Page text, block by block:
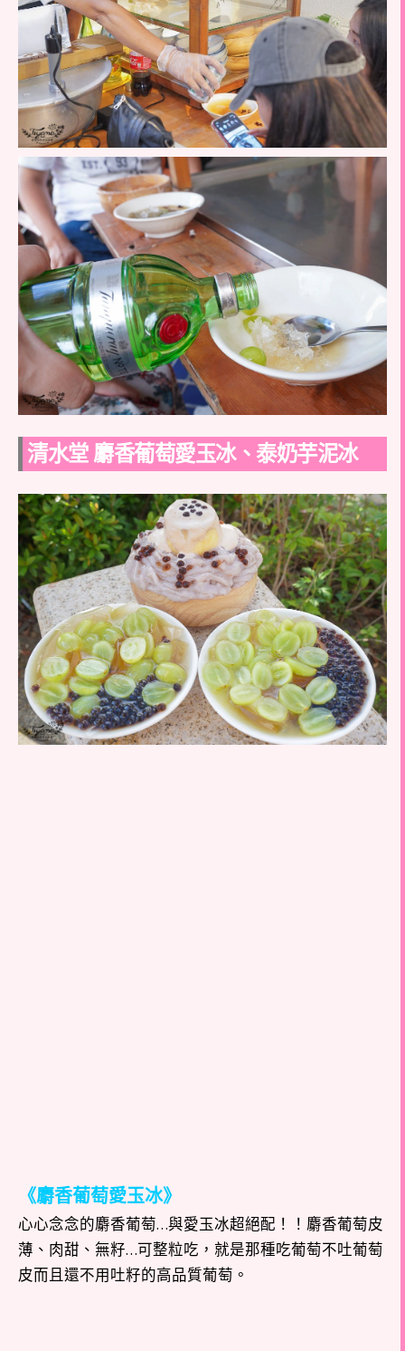
清水堂 麝香葡萄愛玉冰、泰奶芋泥冰
《麝香葡萄愛玉冰》
心心念念的麝香葡萄…與愛玉冰超絕配！！麝香葡萄皮
薄、肉甜、無籽…可整粒吃，就是那種吃葡萄不吐葡萄
皮而且還不用吐籽的高品質葡萄。